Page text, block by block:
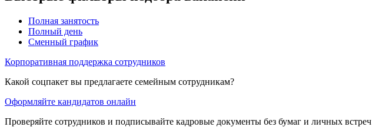
Полная занятость
Полный день
Сменный график
Корпоративная поддержка сотрудников
Какой соцпакет вы предлагаете семейным сотрудникам?
Оформляйте кандидатов онлайн
Проверяйте сотрудников и подписывайте кадровые документы без бумаг и личных встреч